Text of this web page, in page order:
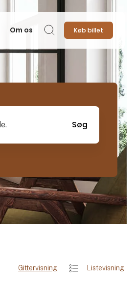
Om os Søg Køb billet
Søg
Gittervisning Listevisning